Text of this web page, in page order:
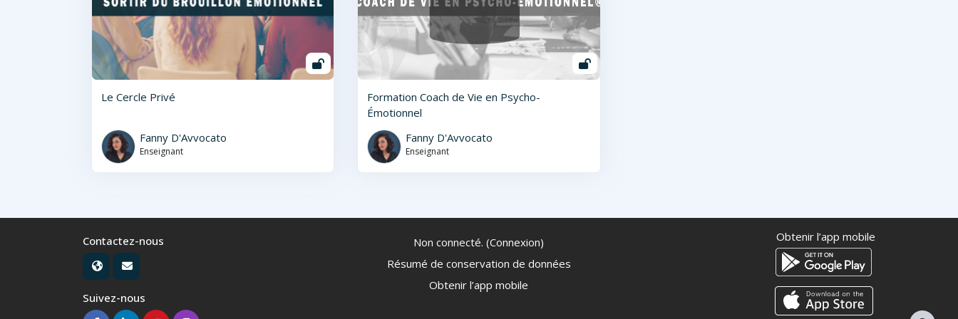
Le Cercle Privé
Fanny D'Avvocato
Enseignant
Formation Coach de Vie en Psycho-
Émotionnel
Fanny D'Avvocato
Enseignant
Contactez-nous
Suivez-nous
Non connecté. (Connexion)
Résumé de conservation de données
Obtenir l’app mobile
Obtenir l’app mobile